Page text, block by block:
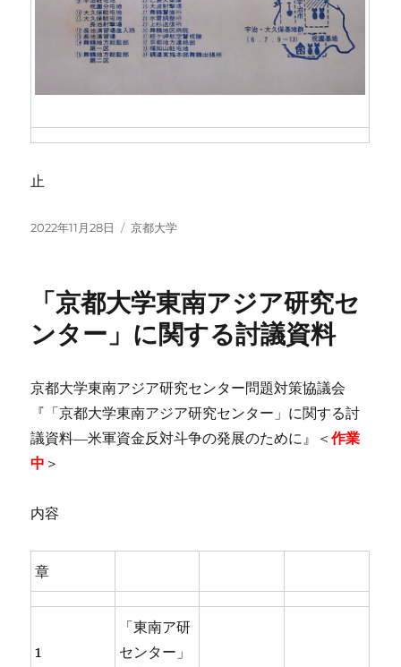
止
投
2022年11月28日
カ
ー
京都大学
「京都大学東南アジア研究セ
ンター」に関する討議資料
京都大学東南アジア研究センター問題対策協議会
『「京都大学東南アジア研究センター」に関する討
議資料―米軍資金反対斗争の発展のために』＜作業
中 ＞
内容
章
1
「東南ア研
センター」